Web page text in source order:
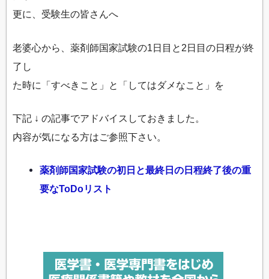
更に、受験生の皆さんへ
老婆心から、薬剤師国家試験の1日目と2日目の日程が終
了し
た時に「すべきこと」と「してはダメなこと」を
下記 ↓ の記事でアドバイスしておきました。
内容が気になる方はご参照下さい。
薬剤師国家試験の初日と最終日の日程終了後の重
要なToDoリスト